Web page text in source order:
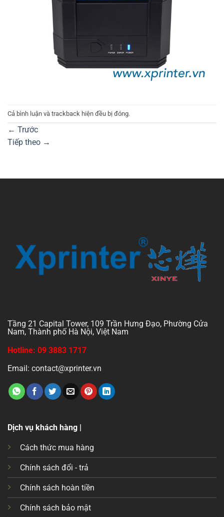
Cả bình luận và trackback hiện đều bị đóng.
← Trước
Tiếp theo →
Tầng 21 Capital Tower, 109 Trần Hưng Đạo, Phường Cửa
Nam, Thành phố Hà Nội, Việt Nam
Hotline: 09 3883 1717
Email: contact@xprinter.vn
Dịch vụ khách hàng |
Cách thức mua hàng
Chính sách đổi - trả
Chính sách hoàn tiền
Chính sách bảo mật